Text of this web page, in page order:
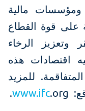
ومؤسسات مالية
على قوة القطاع
الرخاء
اقتصادات هذه
المتفاقمة. للمزيد
www.ifc.org.